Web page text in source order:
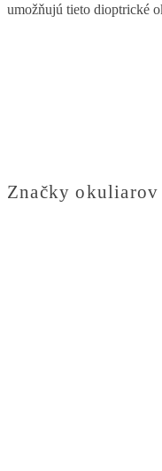
umožňujú tieto dioptrické
Značky